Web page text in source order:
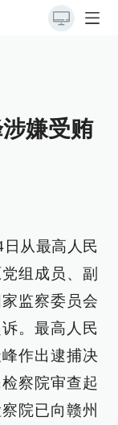
嫌受贿
从最高人民
组成员、副
监察委员会
。最高人民
作出逮捕决
察院审查起
院已向赣州